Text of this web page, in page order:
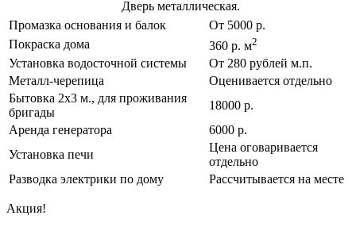
Дверь металлическая.
Промазка основания и балок
От 5000 р.
Покраска дома
360 р. м2
Установка водосточной системы
От 280 рублей м.п.
Металл-черепица
Оценивается отдельно
Бытовка 2х3 м., для проживания
бригады
18000 р.
Аренда генератора
6000 р.
Установка печи
Цена оговаривается
отдельно
Разводка электрики по дому
Рассчитывается на месте
Акция!